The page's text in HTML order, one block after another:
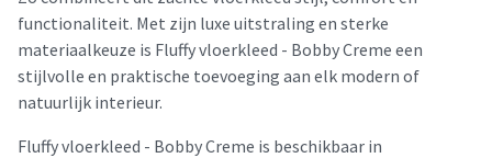
functionaliteit. Met zijn luxe uitstraling en sterke
materiaalkeuze is Fluffy vloerkleed - Bobby Creme een
stijlvolle en praktische toevoeging aan elk modern of
natuurlijk interieur.
Fluffy vloerkleed - Bobby Creme is beschikbaar in